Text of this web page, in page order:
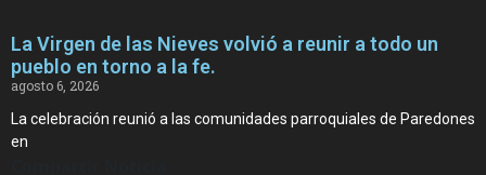
La Virgen de las Nieves volvió a reunir a todo un
pueblo en torno a la fe.
agosto 6, 2026
La celebración reunió a las comunidades parroquiales de Paredones
en